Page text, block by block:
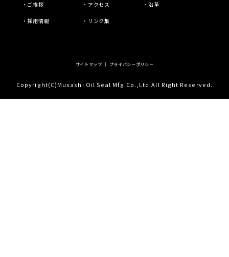
・ご挨拶 ・アクセス ・沿革
・採用情報 ・リンク集
サイトマップ｜ プライバシーポリシー
Copyright(C)Musashi Oil Seal Mfg.Co.,Ltd.All Right Reserved.